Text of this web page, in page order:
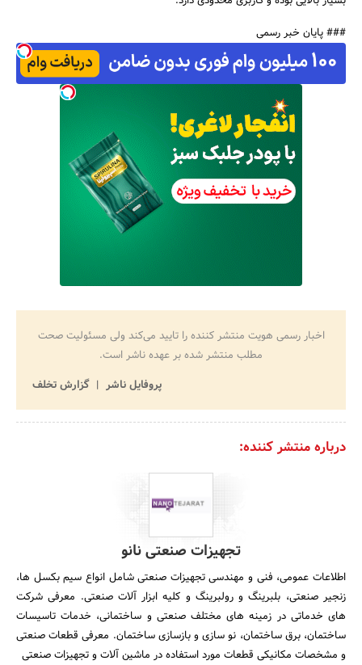
### پایان خبر رسمی
اخبار رسمی هویت منتشر کننده را تایید می‌کند ولی مسئولیت صحت
مطلب منتشر شده بر عهده ناشر است.
پروفایل ناشر
گزارش تخلف
درباره منتشر کننده:
تجهیزات صنعتی نانو
اطلاعات عمومی، فنی و مهندسی تجهیزات صنعتی شامل انواع سیم بکسل ها،
زنجیر صنعتی، بلبرینگ و رولبرینگ و کلیه ابزار آلات صنعتی. معرفی شرکت
های خدماتی در زمینه های مختلف صنعتی و ساختمانی، خدمات تاسیسات
ساختمان، برق ساختمان، نو سازی و بازسازی ساختمان. معرفی قطعات صنعتی
و مشخصات مکانیکی قطعات مورد استفاده در ماشین آلات و تجهیزات صنعتی